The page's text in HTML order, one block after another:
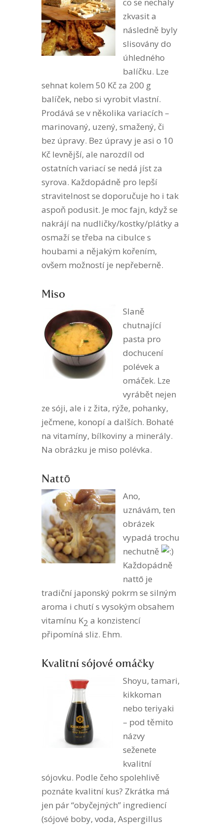
zkvasit a
následně byly
slisovány do
úhledného
balíčku. Lze
sehnat kolem 50 Kč za 200 g
balíček, nebo si vyrobit vlastní.
Prodává se v několika variacích –
marinovaný, uzený, smažený, či
bez úpravy. Bez úpravy je asi o 10
Kč levnější, ale narozdíl od
ostatních variací se nedá jíst za
syrova. Každopádně pro lepší
stravitelnost se doporučuje ho i tak
aspoň podusit. Je moc fajn, když se
nakrájí na nudličky/kostky/plátky a
osmaží se třeba na cibulce s
houbami a nějakým kořením,
ovšem možností je nepřeberně.
Miso
Slaně
chutnající
pasta pro
dochucení
polévek a
omáček. Lze
vyrábět nejen
ze sóji, ale i z žita, rýže, pohanky,
ječmene, konopí a dalších. Bohaté
na vitamíny, bílkoviny a minerály.
Na obrázku je miso polévka.
Nattō
Ano,
uznávám, ten
obrázek
vypadá trochu
nechutně
Každopádně
nattō je
tradiční japonský pokrm se silným
aroma i chutí s vysokým obsahem
vitamínu K2 a konzistencí
připomíná sliz. Ehm.
Kvalitní sójové omáčky
Shoyu, tamari,
kikkoman
nebo teriyaki
– pod těmito
názvy
seženete
kvalitní
sójovku. Podle čeho spolehlivě
poznáte kvalitní kus? Zkrátka má
jen pár “obyčejných” ingrediencí
(sójové boby, voda, Aspergillus